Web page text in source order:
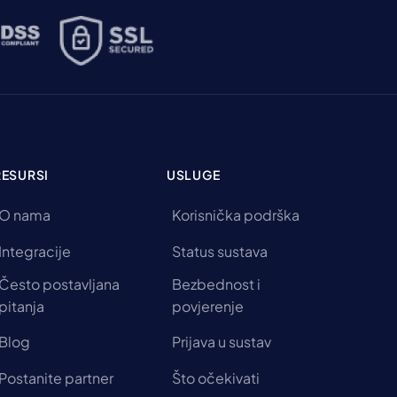
O nama
Integracije
Često postavljana
pitanja
Blog
Postanite partner
USLUGE
Korisnička podrška
Status sustava
Bezbednost i
povjerenje
Prijava u sustav
Što očekivati